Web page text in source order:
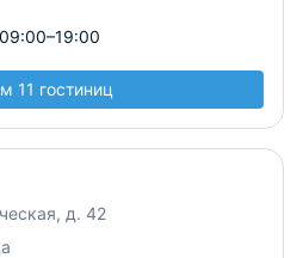
11 гостиниц
д. 42